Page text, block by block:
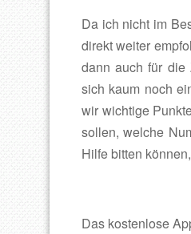
Da ich nicht im
direkt weiter
dann auch für die
sich kaum noch
wir wichtige
sollen, welche
Hilfe bitten
Das kostenlose